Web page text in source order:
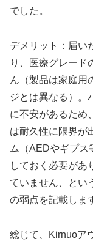
でした。
デメリット：届い
り、医療グレード
ん（製品は家庭用
ジとは異なる）。
に不安があるため
は耐久性に限界が
ム（AEDやギプス
しておく必要があ
ていません、とい
の弱点を記載しま
総じて、Kirnuoア